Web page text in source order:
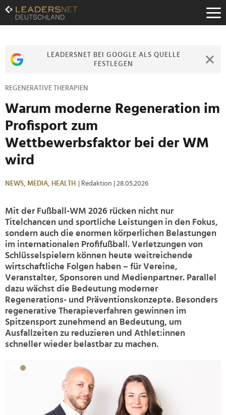
Zum
Inhalt
Zur
Zur
LEADERSNET BEI GOOGLE ALS QUELLE
FESTLEGEN
REGENERATIVE THERAPIEN
Warum moderne Regeneration im
Profisport zum
Wettbewerbsfaktor bei der WM
wird
NEWS, MEDIA, HEALTH | Redaktion | 28.05.2026
Mit der Fußball-WM 2026 rücken nicht nur
Titelchancen und sportliche Leistungen in den Fokus,
sondern auch die enormen körperlichen Belastungen
im internationalen Profifußball. Verletzungen von
Schlüsselspielern können heute weitreichende
wirtschaftliche Folgen haben – für Vereine,
Veranstalter, Sponsoren und Medienpartner. Parallel
dazu wächst die Bedeutung moderner
Regenerations- und Präventionskonzepte. Besonders
regenerative Therapieverfahren gewinnen im
Spitzensport zunehmend an Bedeutung, um
Ausfallzeiten zu reduzieren und Athlet:innen
schneller wieder belastbar zu machen.